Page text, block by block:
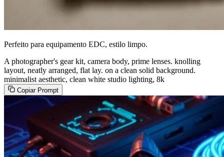
Perfeito para equipamento EDC, estilo limpo.
A photographer's gear kit, camera body, prime lenses. knolling
layout, neatly arranged, flat lay. on a clean solid background.
minimalist aesthetic, clean white studio lighting, 8k
Copiar Prompt